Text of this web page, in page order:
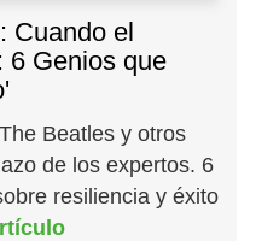
Cuando el
6 Genios que
Beatles y otros
de los expertos. 6
resiliencia y éxito